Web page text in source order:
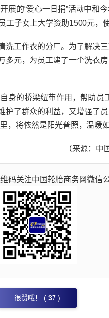
展的“爱心一日捐”活动中和
子女上大学资助1500元，
工作衣的分厂。为了解决三
元，为员工建了一个洗衣
的桥梁纽带作用，帮助员
护了群众的利益，又增强了
，将依然是阳光普照，温暖如
（来源：中
码关注中国轮胎商务网微信
很赞哦！ ( 37 )